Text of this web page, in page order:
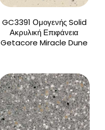
GC3391 Ομογενής Solid
Ακρυλική Επιφάνεια
Getacore Miracle Dune